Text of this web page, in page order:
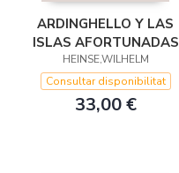
ARDINGHELLO Y LAS
ISLAS AFORTUNADAS
HEINSE,WILHELM
Consultar disponibilitat
33,00 €